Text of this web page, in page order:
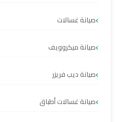
صيانة غسالات
صيانة ميكروويف
صيانة ديب فريزر
صيانة غسالات أطباق